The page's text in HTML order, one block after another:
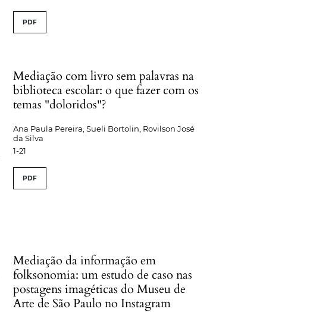
PDF
Mediação com livro sem palavras na
biblioteca escolar: o que fazer com os
temas "doloridos"?
Ana Paula Pereira, Sueli Bortolin, Rovilson José
da Silva
1-21
PDF
Mediação da informação em
folksonomia: um estudo de caso nas
postagens imagéticas do Museu de
Arte de São Paulo no Instagram